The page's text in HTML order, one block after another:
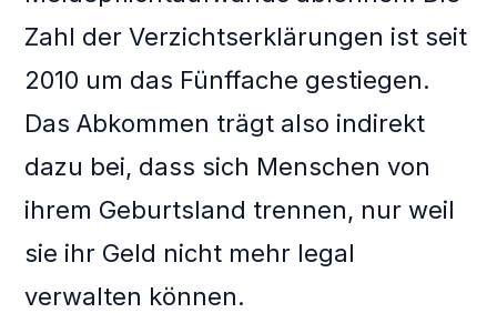
Zahl der Verzichtserklärungen ist seit
2010 um das Fünffache gestiegen.
Das Abkommen trägt also indirekt
dazu bei, dass sich Menschen von
ihrem Geburtsland trennen, nur weil
sie ihr Geld nicht mehr legal
verwalten können.